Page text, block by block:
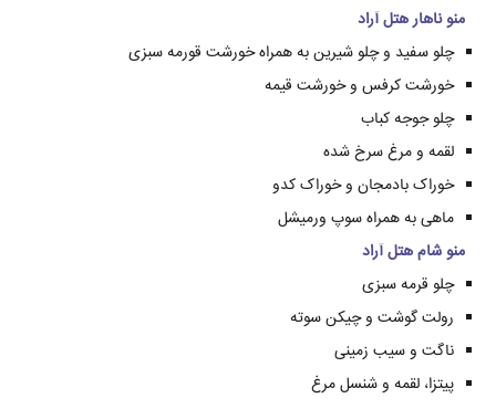
منو ناهار هتل آراد
چلو سفید و چلو شیرین به همراه خورشت قورمه سبزی
خورشت کرفس و خورشت قیمه
چلو جوجه کباب
لقمه و مرغ سرخ شده
خوراک بادمجان و خوراک کدو
ماهی به همراه سوپ ورمیشل
منو شام هتل آراد
چلو قرمه سبزی
رولت گوشت و چیکن سوته
ناگت و سیب زمینی
پیتزا، لقمه و شنسل مرغ